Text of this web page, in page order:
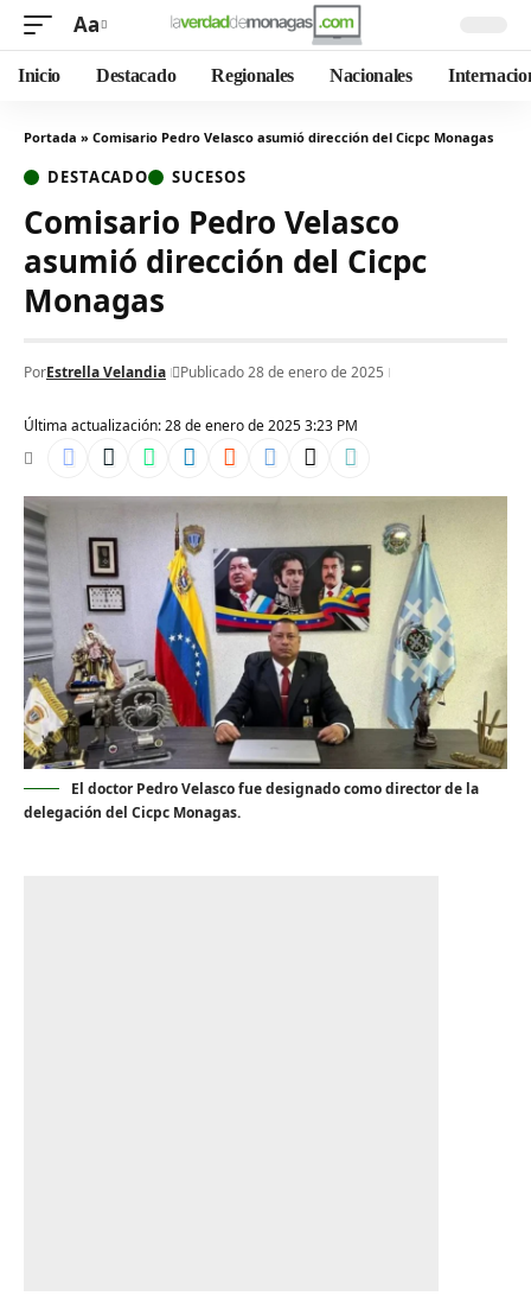
Aa
Inicio Destacado Regionales Nacionales
Portada » Comisario Pedro Velasco asumió dirección del Cicpc Monagas
DESTACADO SUCESOS
Comisario Pedro Velasco
asumió dirección del Cicpc
Monagas
Última actualización: 28 de enero de 2025 3:23 PM
PorEstrella Velandia Publicado 28 de enero de 2025
El doctor Pedro Velasco fue designado como director de la
delegación del Cicpc Monagas.